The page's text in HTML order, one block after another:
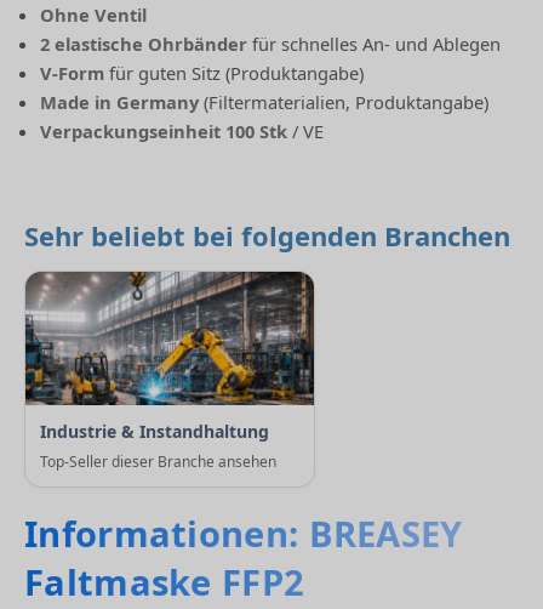
Ohne Ventil
2 elastische Ohrbänder für schnelles An- und Ablegen
V-Form für guten Sitz (Produktangabe)
Made in Germany (Filtermaterialien, Produktangabe)
Verpackungseinheit 100 Stk / VE
Sehr beliebt bei folgenden Branchen
Industrie & Instandhaltung
Top-Seller dieser Branche ansehen
Informationen: BREASEY
Faltmaske FFP2